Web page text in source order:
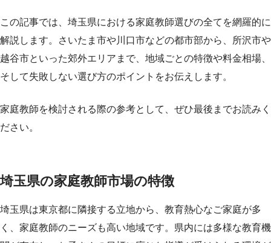
この記事では、埼玉県における家庭教師選びの全てを網羅的に
解説します。さいたま市や川口市などの都市部から、所沢市や
越谷市といった郊外エリアまで、地域ごとの特徴や料金相場、
そして失敗しない選び方のポイントをお伝えします。
家庭教師を検討される際の参考として、ぜひ最後までお読みく
ださい。
埼玉県の家庭教師市場の特徴
埼玉県は東京都に隣接する立地から、教育熱心なご家庭が多
く、家庭教師のニーズも高い地域です。県内には多様な教育機